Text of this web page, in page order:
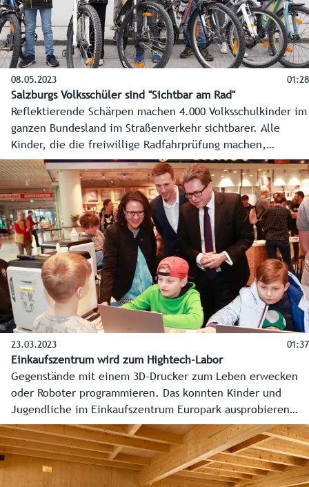
08.05.2023 01:28
Salzburgs Volksschüler sind "Sichtbar am Rad"
Reflektierende Schärpen machen 4.000 Volksschulkinder im
ganzen Bundesland im Straßenverkehr sichtbarer. Alle
Kinder, die die freiwillige Radfahrprüfung machen,
erhalten diese. Anfang Mai 2023 freuten sich die
Schülerinnen und Schüler der Volksschule Rif-Rehhof über
das Geschenk.
23.03.2023 01:37
Einkaufszentrum wird zum Hightech-Labor
Gegenstände mit einem 3D-Drucker zum Leben erwecken
oder Roboter programmieren. Das konnten Kinder und
Jugendliche im Einkaufszentrum Europark ausprobieren
und so Interesse an Technik wecken oder ausbauen.